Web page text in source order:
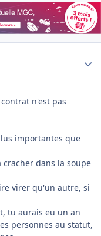
n'est pas
importantes que
cracher dans la soupe
virer qu'un autre, si
tu aurais eu un an
personnes au statut,